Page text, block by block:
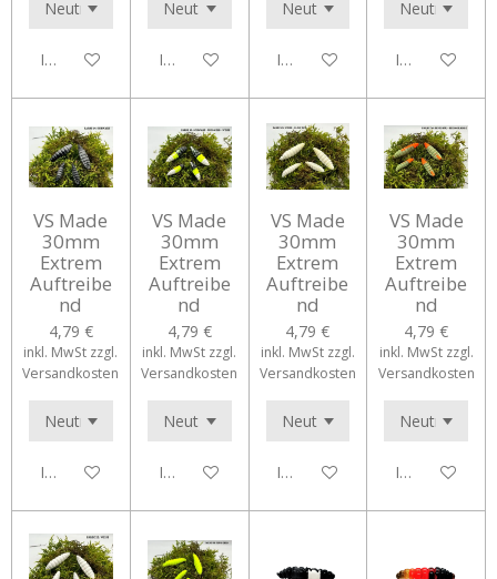
In den WarenkorbIn den WarenkorbIn den WarenkorbIn den
VS Made
30mm
Extrem
Auftreibe
nd
4,79 €
inkl. MwSt zzgl.
Versandkosten
In den Warenkorb
VS Made
30mm
Extrem
Auftreibe
nd
4,79 €
inkl. MwSt zzgl.
Versandkosten
In den Warenkorb
VS Made
30mm
Extrem
Auftreibe
nd
4,79 €
inkl. MwSt zzgl.
Versandkosten
In den Warenkorb
VS Made
30mm
Extrem
Auftreibe
nd
4,79 €
inkl. MwSt zzgl.
Versandkosten
In den